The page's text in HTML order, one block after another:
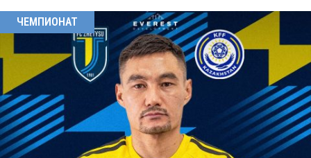
ЧЕМПИОНАТ